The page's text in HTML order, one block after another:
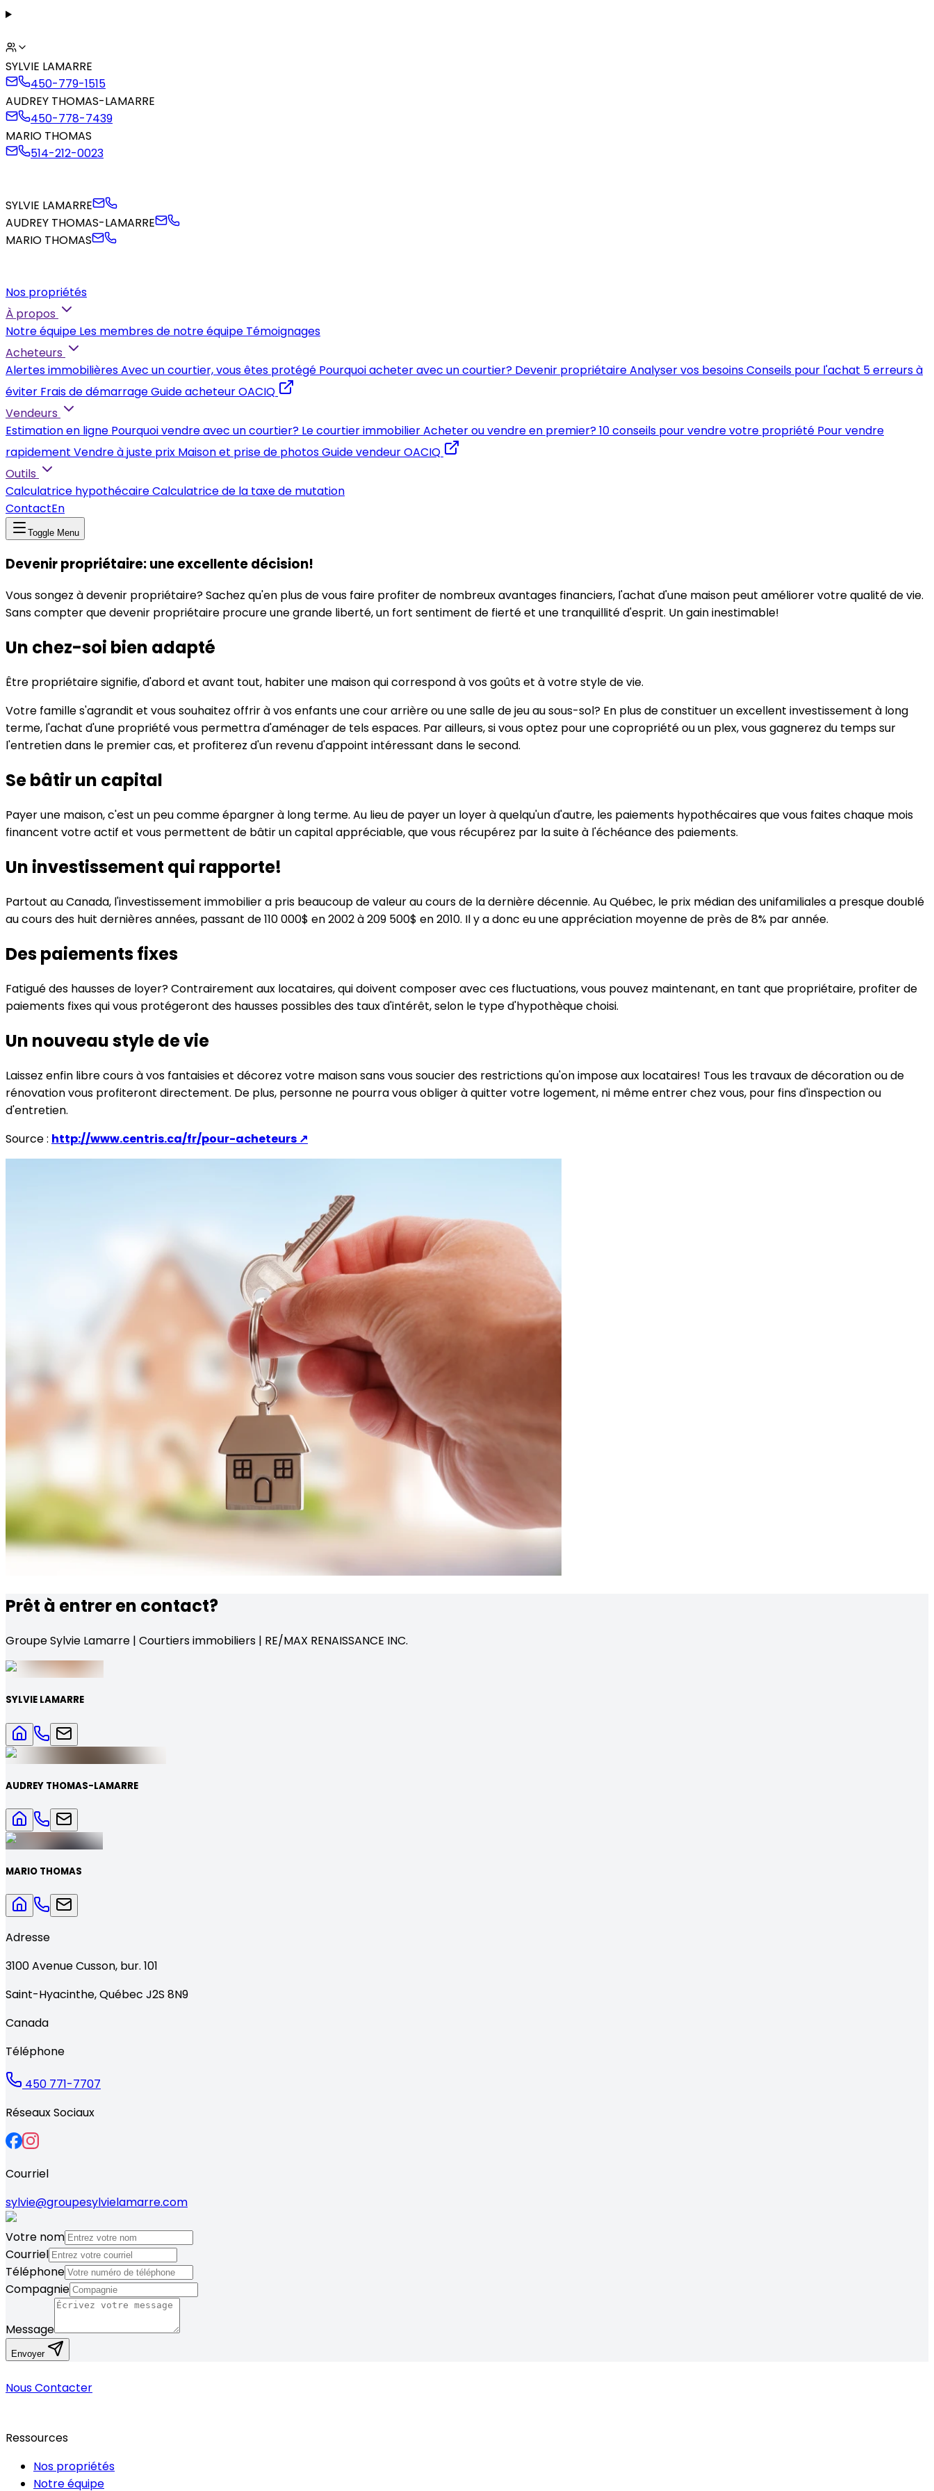
SYLVIE LAMARRE
450-779-1515
AUDREY THOMAS-LAMARRE
450-778-7439
MARIO THOMAS
514-212-0023
SYLVIE LAMARRE
AUDREY THOMAS-LAMARRE
MARIO THOMAS
Nos propriétés
À propos
Notre équipe Les membres de notre équipe Témoignages
Acheteurs
Alertes immobilièresAvec un courtier, vous êtes protégé Pourquoi acheter avec un courtier? Devenir propriétaireAnalyser vos besoinsConseils pour l'achat 5 erreurs à
éviter Frais de démarrageGuide acheteur OACIQ
Vendeurs
Estimation en ligne Pourquoi vendre avec un courtier? Le courtier immobilierAcheter ou vendre en premier?10 conseils pour vendre votre propriété Pour vendre
rapidement Vendre à juste prix Maison et prise de photosGuide vendeur OACIQ
Outils
Calculatrice hypothécaireCalculatrice de la taxe de mutation
ContactEn
Toggle Menu
Devenir propriétaire: une excellente décision!
Vous songez à devenir propriétaire? Sachez qu'en plus de vous faire profiter de nombreux avantages financiers, l'achat d'une maison peut améliorer votre qualité de vie.
Sans compter que devenir propriétaire procure une grande liberté, un fort sentiment de fierté et une tranquillité d'esprit. Un gain inestimable!
Un chez-soi bien adapté
Être propriétaire signifie, d'abord et avant tout, habiter une maison qui correspond à vos goûts et à votre style de vie.
Votre famille s'agrandit et vous souhaitez offrir à vos enfants une cour arrière ou une salle de jeu au sous-sol? En plus de constituer un excellent investissement à long
terme, l'achat d'une propriété vous permettra d'aménager de tels espaces. Par ailleurs, si vous optez pour une copropriété ou un plex, vous gagnerez du temps sur
l'entretien dans le premier cas, et profiterez d'un revenu d'appoint intéressant dans le second.
Se bâtir un capital
Payer une maison, c'est un peu comme épargner à long terme. Au lieu de payer un loyer à quelqu'un d'autre, les paiements hypothécaires que vous faites chaque mois
financent votre actif et vous permettent de bâtir un capital appréciable, que vous récupérez par la suite à l'échéance des paiements.
Un investissement qui rapporte!
Partout au Canada, l'investissement immobilier a pris beaucoup de valeur au cours de la dernière décennie. Au Québec, le prix médian des unifamiliales a presque doublé
au cours des huit dernières années, passant de 110 000$ en 2002 à 209 500$ en 2010. Il y a donc eu une appréciation moyenne de près de 8% par année.
Des paiements fixes
Fatigué des hausses de loyer? Contrairement aux locataires, qui doivent composer avec ces fluctuations, vous pouvez maintenant, en tant que propriétaire, profiter de
paiements fixes qui vous protégeront des hausses possibles des taux d'intérêt, selon le type d'hypothèque choisi.
Un nouveau style de vie
Laissez enfin libre cours à vos fantaisies et décorez votre maison sans vous soucier des restrictions qu'on impose aux locataires! Tous les travaux de décoration ou de
rénovation vous profiteront directement. De plus, personne ne pourra vous obliger à quitter votre logement, ni même entrer chez vous, pour fins d'inspection ou
d'entretien.
Source : http://www.centris.ca/fr/pour-acheteurs ↗
Prêt à entrer en contact?
Groupe Sylvie Lamarre | Courtiers immobiliers | RE/MAX RENAISSANCE INC.
SYLVIE LAMARRE
AUDREY THOMAS-LAMARRE
MARIO THOMAS
Adresse
3100Avenue Cusson, bur. 101
Saint-Hyacinthe,Québec J2S 8N9
Canada
Téléphone
450 771-7707
Réseaux Sociaux
Courriel
sylvie@groupesylvielamarre.com
Votre nom
Courriel
Téléphone
Compagnie
Message
Envoyer
Nous Contacter
Ressources
Nos propriétés
Notre équipe